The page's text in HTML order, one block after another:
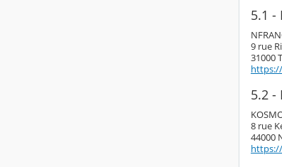
5.1 -
9 rue
31000
5.2 -
8 rue
44000